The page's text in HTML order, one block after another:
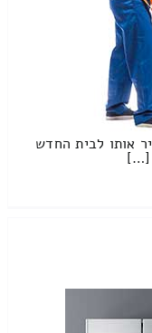
אותו לבית החדש
[…]